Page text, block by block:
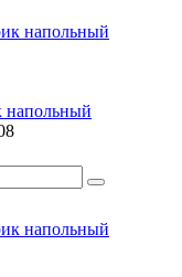
напольный